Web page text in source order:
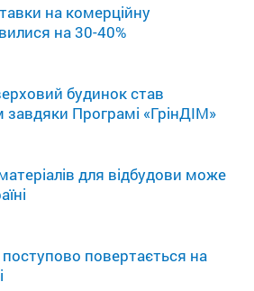
на комерційну
на 30-40%
будинок став
Програмі «ГрінДІМ»
для відбудови може
повертається на